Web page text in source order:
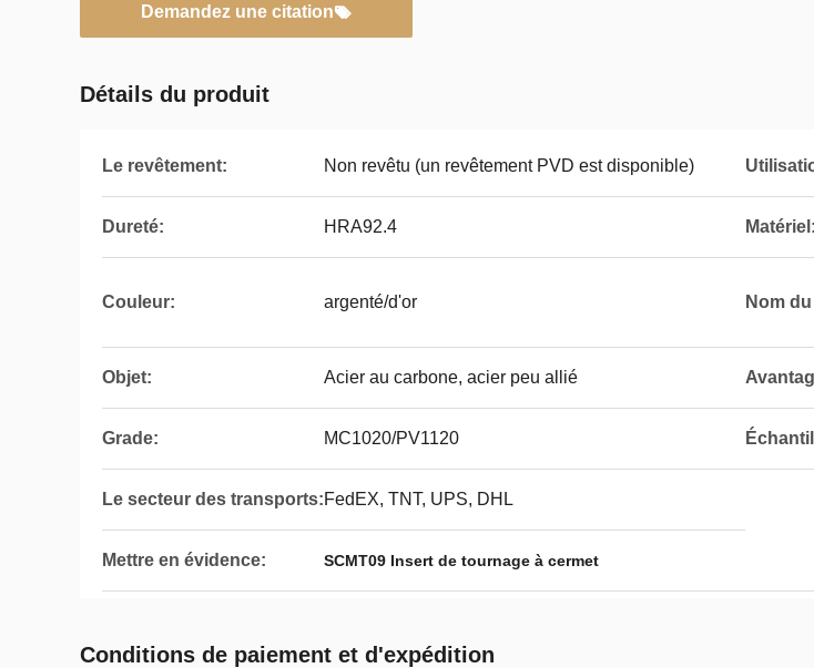
Demandez une citation
Détails du produit
Le revêtement: Non revêtu (un revêtement PVD est disponible)
Dureté: HRA92.4 Matériel:
Couleur: argenté/d'or Nom
Objet: Acier au carbone, acier peu allié
Grade: MC1020/PV1120
Le secteur des transports:FedEX, TNT, UPS, DHL
Mettre en évidence: SCMT09 Insert de tournage à cermet
Conditions de paiement et d'expédition